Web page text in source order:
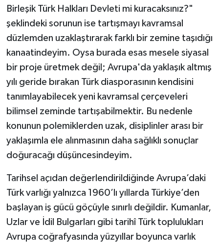
Birleşik Türk Halkları Devleti mi kuracaksınız?"
şeklindeki sorunun ise tartışmayı kavramsal
düzlemden uzaklaştırarak farklı bir zemine taşıdığı
kanaatindeyim. Oysa burada esas mesele siyasal
bir proje üretmek değil; Avrupa'da yaklaşık altmış
yılı geride bırakan Türk diasporasının kendisini
tanımlayabilecek yeni kavramsal çerçeveleri
bilimsel zeminde tartışabilmektir. Bu nedenle
konunun polemiklerden uzak, disiplinler arası bir
yaklaşımla ele alınmasının daha sağlıklı sonuçlar
doğuracağı düşüncesindeyim.
Tarihsel açıdan değerlendirildiğinde Avrupa’daki
Türk varlığı yalnızca 1960’lı yıllarda Türkiye’den
başlayan iş gücü göçüyle sınırlı değildir. Kumanlar,
Uzlar ve İdil Bulgarları gibi tarihî Türk toplulukları
Avrupa coğrafyasında yüzyıllar boyunca varlık